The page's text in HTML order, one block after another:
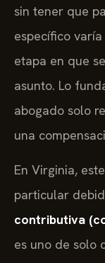
sin tener que
específico
etapa en que
asunto. Lo
abogado solo
una
En Virginia,
particular
contributiva
es uno de